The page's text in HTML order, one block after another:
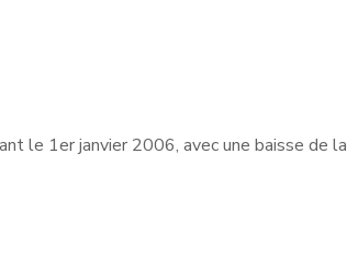
le 1er janvier 2006, avec une baisse de la